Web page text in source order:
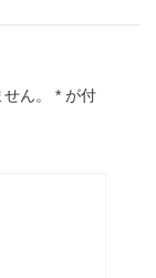
ん。 * が付